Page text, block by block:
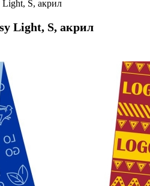
S, акрил
Light, S, акрил